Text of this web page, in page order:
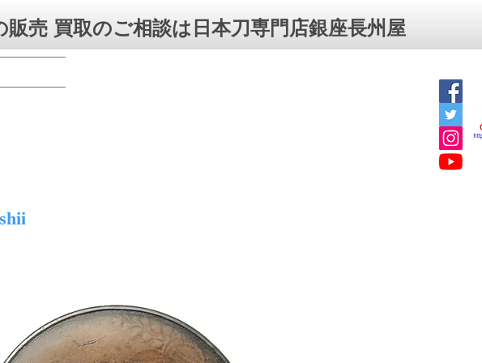
販売 買取のご相談は日本刀専門店銀座⻑州屋